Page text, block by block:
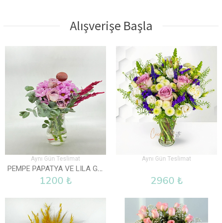
Alışverişe Başla
Aynı Gün Teslimat
PEMPE PAPATYA VE LILA GÜL VAZOLU
1200 ₺
Aynı Gün Teslimat
2960 ₺